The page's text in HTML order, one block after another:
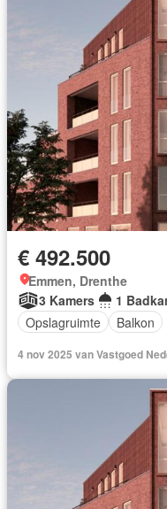
€ 492.500
Emmen, Drenthe
3 Kamers
1
Opslagruimte
Balkon
4 nov 2025 van Vastgoed